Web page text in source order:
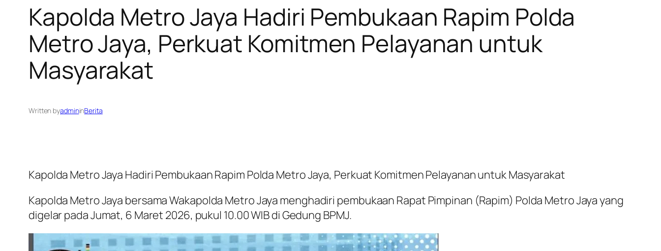
Kapolda Metro Jaya Hadiri Pembukaan Rapim Polda
Metro Jaya, Perkuat Komitmen Pelayanan untuk
Masyarakat
Written byadmininBerita
Kapolda Metro Jaya Hadiri Pembukaan Rapim Polda Metro Jaya, Perkuat Komitmen Pelayanan untuk Masyarakat
Kapolda Metro Jaya bersama Wakapolda Metro Jaya menghadiri pembukaan Rapat Pimpinan (Rapim) Polda Metro Jaya yang
digelar pada Jumat, 6 Maret 2026, pukul 10.00 WIB di Gedung BPMJ.